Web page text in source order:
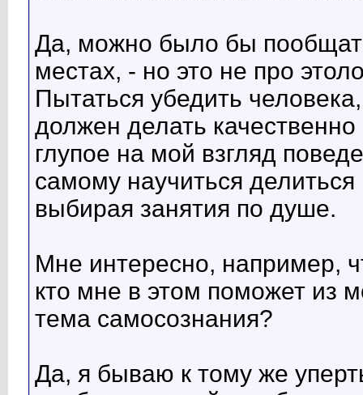
Да, можно было бы
местах, - но это не про
Пытаться убедить
должен делать качественно
глупое на мой взгляд
самому научиться
выбирая занятия по душе.
Мне интересно, например,
кто мне в этом поможет из
тема самосознания?
Да, я бываю к тому же